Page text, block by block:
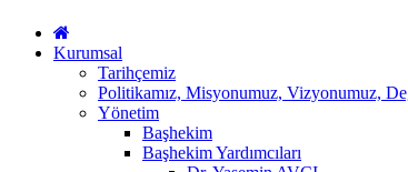
Kurumsal
Tarihçemiz
Politikamız, Misyonumuz, Vizyonumuz,
Yönetim
Başhekim
Başhekim Yardımcıları